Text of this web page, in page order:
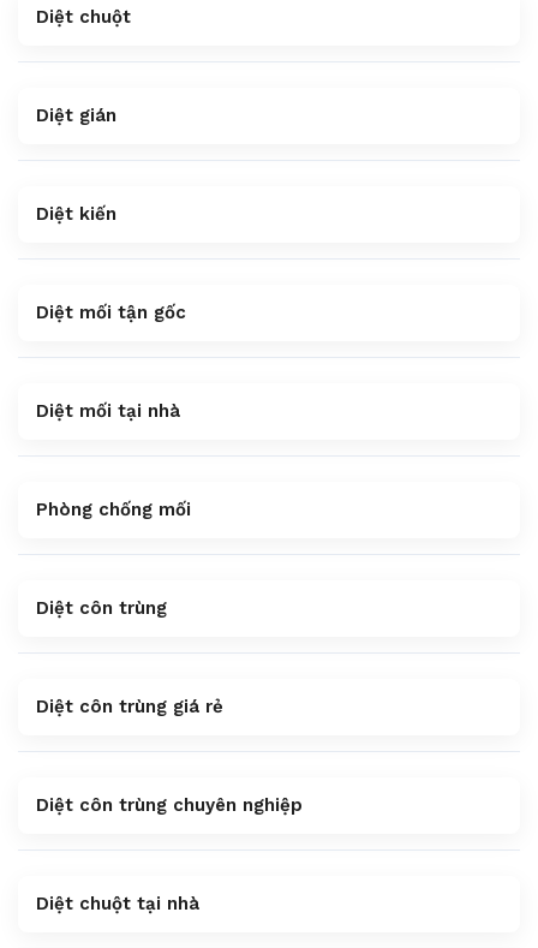
Diệt chuột
Diệt gián
Diệt kiến
Diệt mối tận gốc
Diệt mối tại nhà
Phòng chống mối
Diệt côn trùng
Diệt côn trùng giá rẻ
Diệt côn trùng chuyên nghiệp
Diệt chuột tại nhà